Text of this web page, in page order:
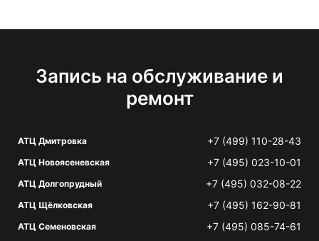
Запись на обслуживание и
ремонт
АТЦ Дмитровка +7 (499) 110-28-43
АТЦ Новоясеневская +7 (495) 023-10-01
АТЦ Долгопрудный +7 (495) 032-08-22
АТЦ Щёлковская +7 (495) 162-90-81
АТЦ Семеновская +7 (495) 085-74-61